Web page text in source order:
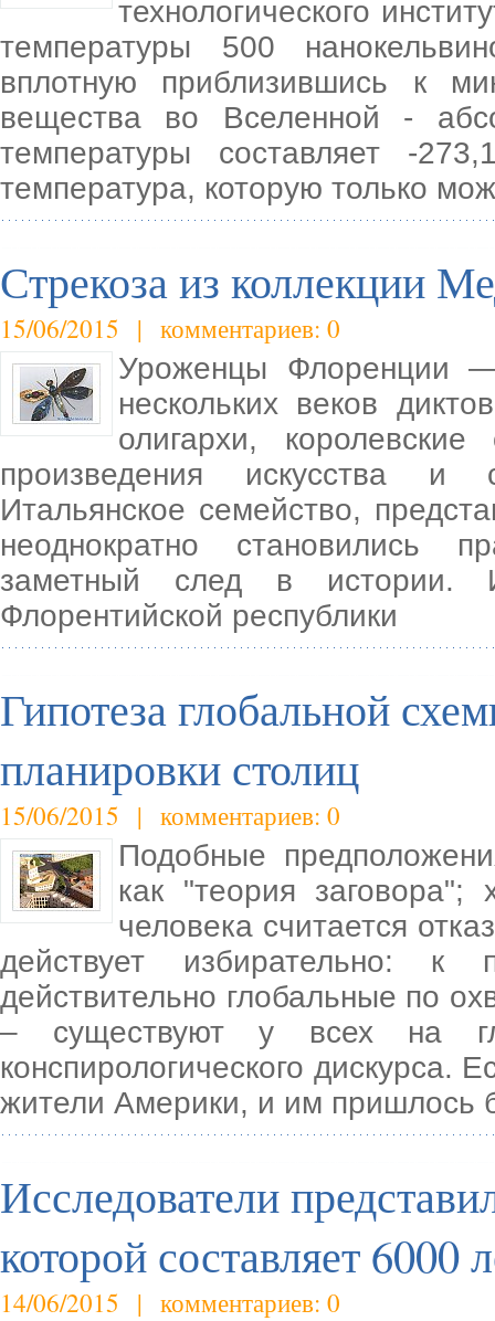
технологического
температуры 500
вплотную приблизившись к
вещества во Вселенной -
температуры составляет -
температура, которую только
Стрекоза из коллекции
15/06/2015 | комментариев: 0
Уроженцы Флоренции
нескольких веков
олигархи,
произведения искусства и
Итальянское семейство,
неоднократно становились
заметный след в истории.
Флорентийской республики
Гипотеза глобальной
планировки столиц
15/06/2015 | комментариев: 0
Подобные
как "теория
человека считается
действует избирательно: к
действительно глобальные по
– существуют у всех на
конспирологического дискурса.
жители Америки, и им пришлось
Исследователи
которой составляет 6000
14/06/2015 | комментариев: 0